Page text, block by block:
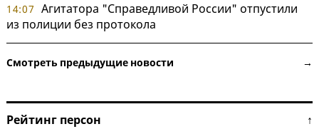
14:07 Агитатора "Справедливой России" отпустили
из полиции без протокола
Смотреть предыдущие новости →
Рейтинг персон ↑